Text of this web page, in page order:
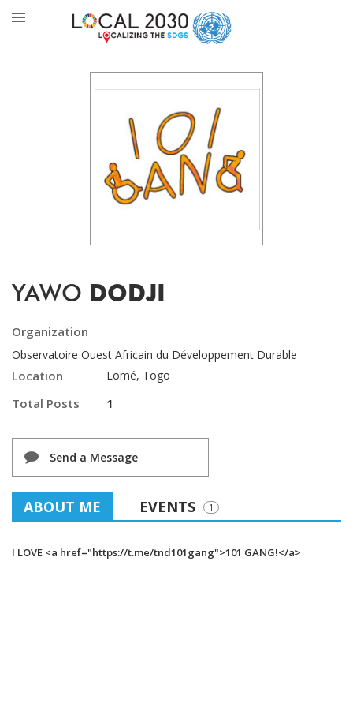
YAWO DODJI
Organization
Observatoire Ouest Africain du Développement Durable
Location Lomé, Togo
Total Posts 1
Send a Message
ABOUT ME EVENTS 1
I LOVE <a href="https://t.me/tnd101gang">101 GANG!</a>